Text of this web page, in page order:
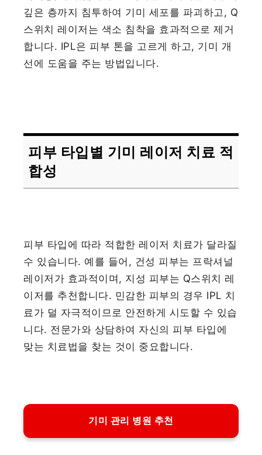
깊은 층까지 침투하여 기미 세포를 파괴하고, Q
스위치 레이저는 색소 침착을 효과적으로 제거
합니다. IPL은 피부 톤을 고르게 하고, 기미 개
선에 도움을 주는 방법입니다.
피부 타입별 기미 레이저 치료 적
합성
피부 타입에 따라 적합한 레이저 치료가 달라질
수 있습니다. 예를 들어, 건성 피부는 프락셔널
레이저가 효과적이며, 지성 피부는 Q스위치 레
이저를 추천합니다. 민감한 피부의 경우 IPL 치
료가 덜 자극적이므로 안전하게 시도할 수 있습
니다. 전문가와 상담하여 자신의 피부 타입에
맞는 치료법을 찾는 것이 중요합니다.
기미 관리 병원 추천